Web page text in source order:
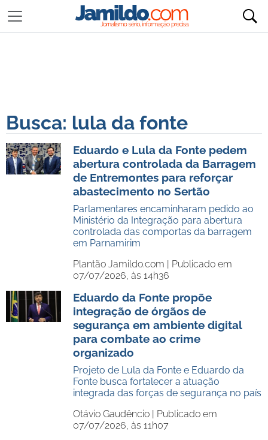
Busca: lula da fonte
Eduardo e Lula da Fonte pedem
abertura controlada da Barragem
de Entremontes para reforçar
abastecimento no Sertão
Parlamentares encaminharam pedido ao
Ministério da Integração para abertura
controlada das comportas da barragem
em Parnamirim
Plantão Jamildo.com | Publicado em
07/07/2026, às 14h36
Eduardo da Fonte propõe
integração de órgãos de
segurança em ambiente digital
para combate ao crime
organizado
Projeto de Lula da Fonte e Eduardo da
Fonte busca fortalecer a atuação
integrada das forças de segurança no país
Otávio Gaudêncio | Publicado em
07/07/2026, às 11h07